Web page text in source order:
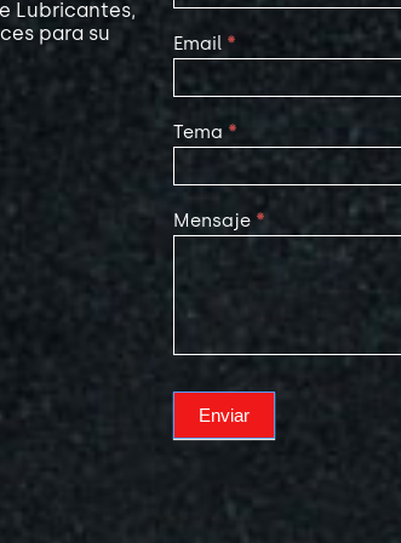
Lubricantes,
para su
Email *
Tema *
Mensaje *
Enviar